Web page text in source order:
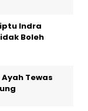
Indra
Boleh
Tewas